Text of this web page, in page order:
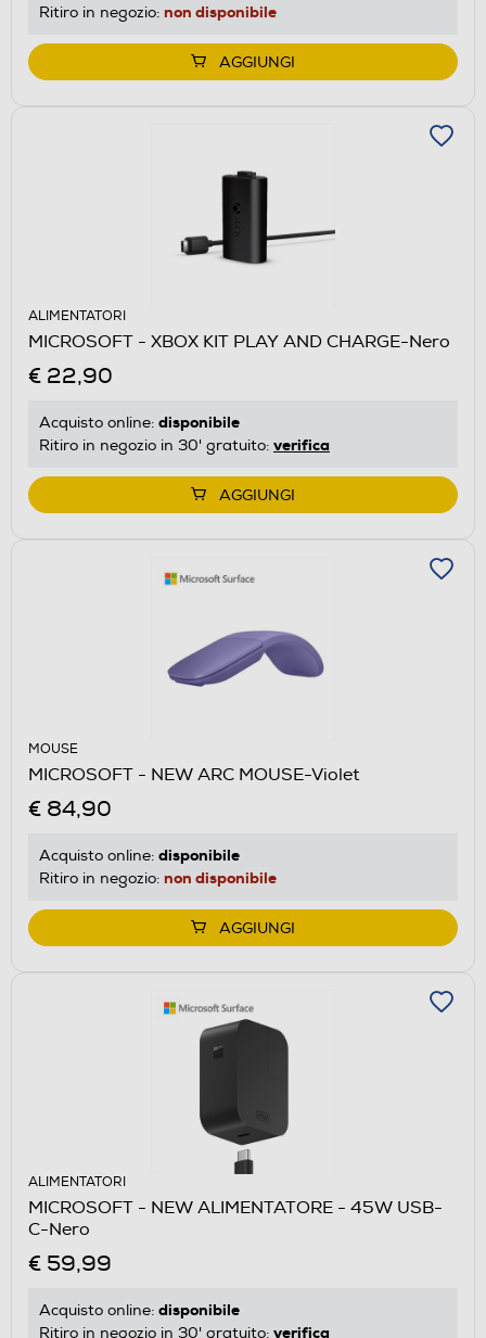
Ritiro in negozio: non disponibile
AGGIUNGI
ALIMENTATORI
MICROSOFT - XBOX KIT PLAY AND CHARGE-Nero
€ 22,90
Acquisto online: disponibile
Ritiro in negozio in 30' gratuito: verifica
AGGIUNGI
MOUSE
MICROSOFT - NEW ARC MOUSE-Violet
€ 84,90
Acquisto online: disponibile
Ritiro in negozio: non disponibile
AGGIUNGI
ALIMENTATORI
MICROSOFT - NEW ALIMENTATORE - 45W USB-
C-Nero
€ 59,99
Acquisto online: disponibile
Ritiro in negozio in 30' gratuito: verifica